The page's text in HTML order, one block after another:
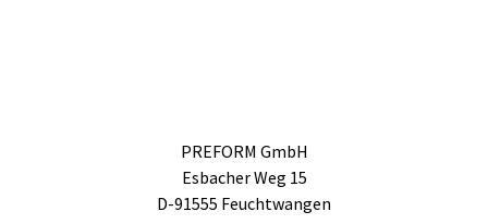
PREFORM GmbH
Esbacher Weg 15
D-91555 Feuchtwangen